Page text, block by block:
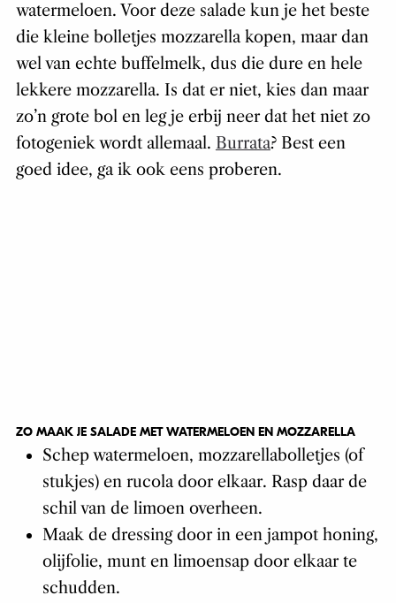
watermeloen. Voor deze salade kun je het beste
die kleine bolletjes mozzarella kopen, maar dan
wel van echte buffelmelk, dus die dure en hele
lekkere mozzarella. Is dat er niet, kies dan maar
zo’n grote bol en leg je erbij neer dat het niet zo
fotogeniek wordt allemaal. Burrata? Best een
goed idee, ga ik ook eens proberen.
ZO MAAK JE SALADE MET WATERMELOEN EN MOZZARELLA
Schep watermeloen, mozzarellabolletjes (of
stukjes) en rucola door elkaar. Rasp daar de
schil van de limoen overheen.
Maak de dressing door in een jampot honing,
olijfolie, munt en limoensap door elkaar te
schudden.